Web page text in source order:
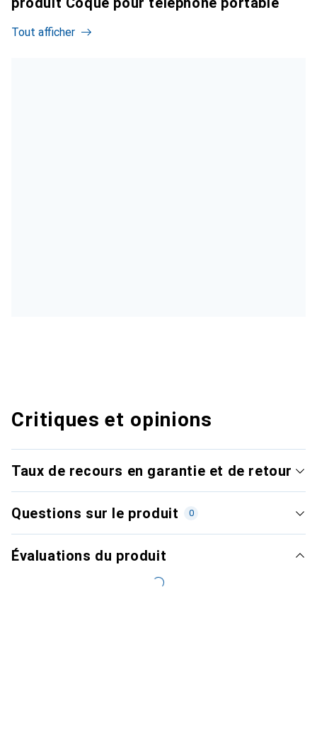
Tout afficher
Critiques et opinions
Taux de recours en garantie et de retour
Questions sur le produit 0
Évaluations du produit